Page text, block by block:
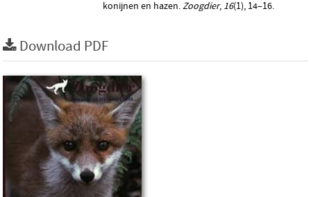
konijnen en hazen.Zoogdier, 16(1), 14–16.
Download PDF